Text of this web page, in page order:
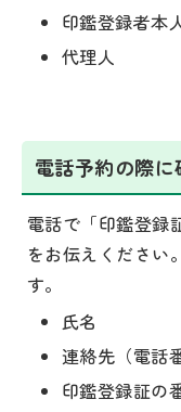
印鑑登録者本
代理人
電話予約の際に
電話で「印鑑登録
をお伝えください
す。
氏名
連絡先（電話
印鑑登録証の